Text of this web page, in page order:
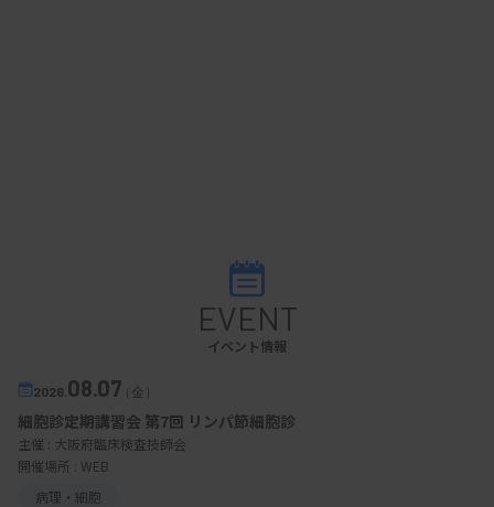
EVENT
イベント情報
2026. 08.07（金）
細胞診定期講習会 第7回 リンパ節細胞診
主催 : 大阪府臨床検査技師会
開催場所 : WEB
病理・細胞